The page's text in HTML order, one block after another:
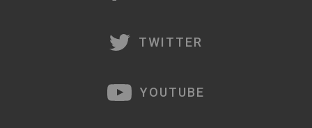
TWITTER
YOUTUBE